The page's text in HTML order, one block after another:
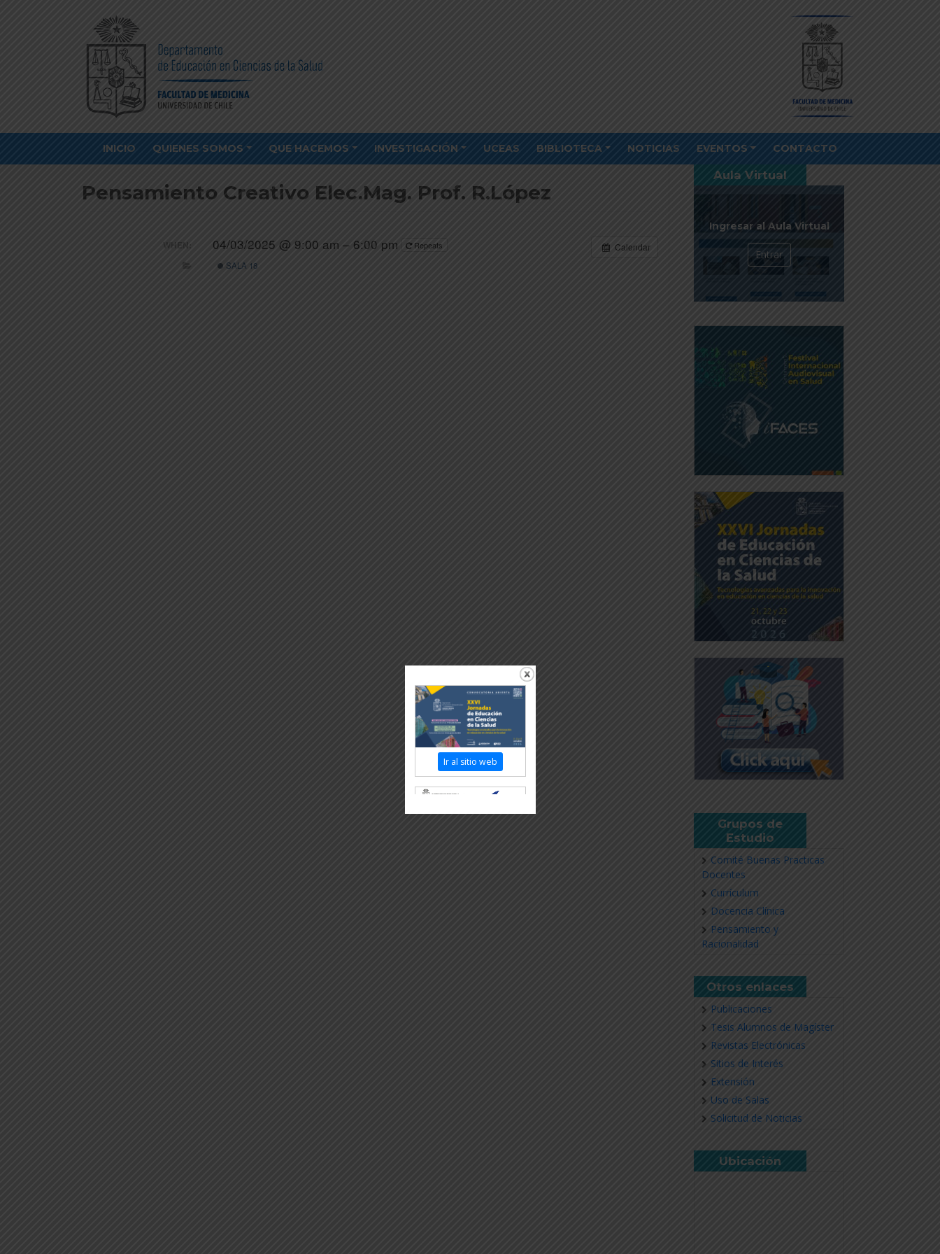
INICIO QUIENES SOMOS QUE HACEMOS INVESTIGACIÓN UCEAS BIBLIOTECA NOTICIAS EVENTOS CONTACTO
Pensamiento Creativo Elec.Mag. Prof. R.López
Calendar
WHEN: 04/03/2025 @ 9:00 am – 6:00 pm
Repeats
SALA 18
Aula Virtual
Ingresar al Aula Virtual
Entrar
Grupos de
Estudio
Comité Buenas Practicas
Docentes
Currículum
Docencia Clínica
Pensamiento y
Racionalidad
Otros enlaces
Publicaciones
Tesis Alumnos de Magíster
Revistas Electrónicas
Sitios de Interés
Extensión
Uso de Salas
Solicitud de Noticias
Ubicación
Ir al sitio web